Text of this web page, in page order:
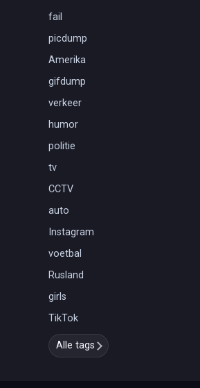
fail
picdump
Amerika
gifdump
verkeer
humor
politie
tv
CCTV
auto
Instagram
voetbal
Rusland
girls
TikTok
Alle tags